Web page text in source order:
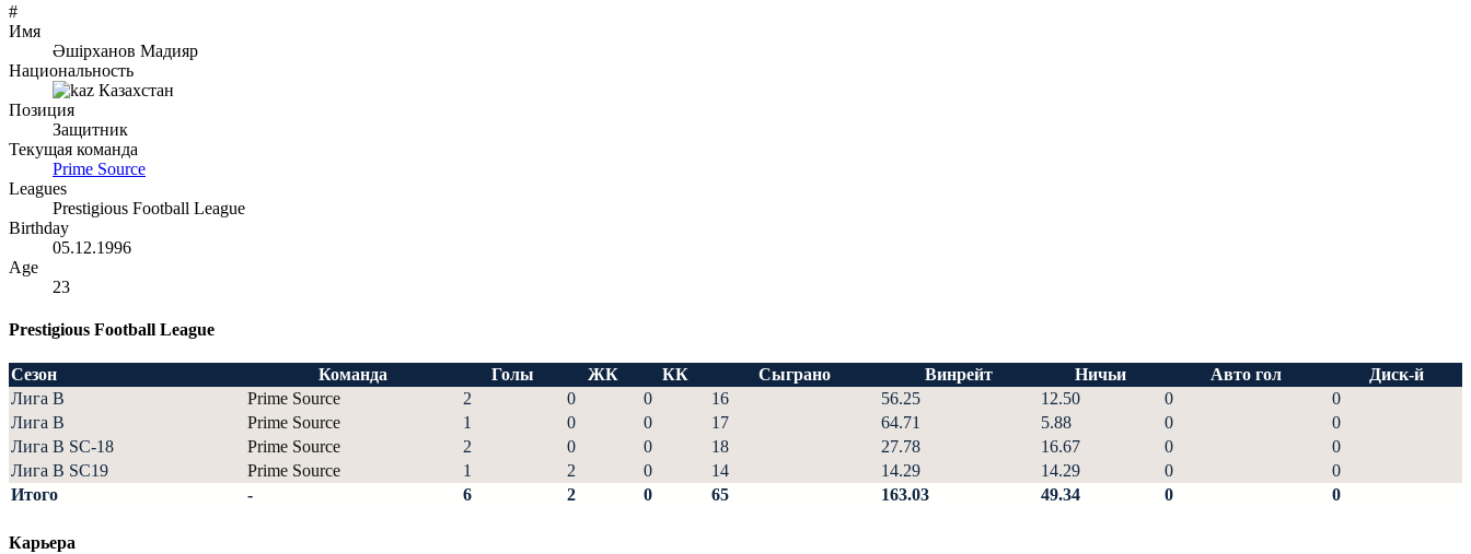
#
Имя
Әшірханов Мадияр
Национальность
Казахстан
Позиция
Защитник
Текущая команда
Prime Source
Leagues
Prestigious Football League
Birthday
05.12.1996
Age
23
Prestigious Football League
Сезон Команда Голы ЖК КК Сыграно Винрейт Ничьи Авто гол
Диск-й
Лига В
Prime Source 2 0 0 16 56.25 12.50 0
0
Лига В
Prime Source 1 0 0 17 64.71 5.88 0
0
Лига В SC-18
Prime Source 2 0 0 18 27.78 16.67 0
0
Лига В SC19
Prime Source 1 2 0 14 14.29 14.29 0
0
Итого
- 6 2 0 65 163.03 49.34 0 0
Карьера